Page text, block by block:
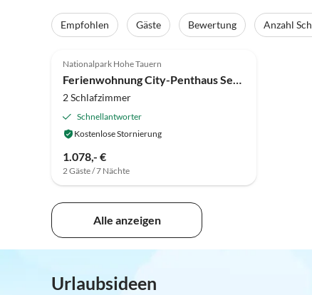
Empfohlen Gäste Bewertung Anzahl
Nationalpark Hohe Tauern
Ferienwohnung City-Penthaus Seeblick
2 Schlafzimmer
Schnellantworter
Kostenlose Stornierung
1.078,- €
2 Gäste / 7 Nächte
Alle anzeigen
Urlaubsideen